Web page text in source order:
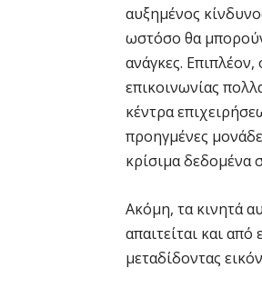
αυξημένος
ωστόσο θα μπορούν
ανάγκες.
επικοινωνίας
κέντρα
προηγμένες
κρίσιμα δεδομένα
Ακόμη, τα κινητά
απαιτείται και
μεταδίδοντας